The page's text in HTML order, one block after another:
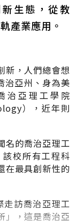
生態，從教
產業應用。
新，人們總會想
治亞州、身為美
治亞理工學院
），近年則
名的喬治亞理工
校所有工程科
在最具創新性的
走訪喬治亞理工
」，這是喬治亞